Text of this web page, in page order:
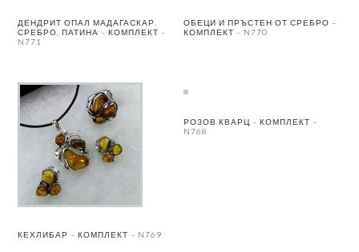
ДЕНДРИТ ОПАЛ МАДАГАСКАР,
СРЕБРО, ПАТИНА – КОМПЛЕКТ –
N771
ОБЕЦИ И ПРЪСТЕН ОТ СРЕБРО –
КОМПЛЕКТ – N770
КЕХЛИБАР – КОМПЛЕКТ – N769
РОЗОВ КВАРЦ – КОМПЛЕКТ –
N768